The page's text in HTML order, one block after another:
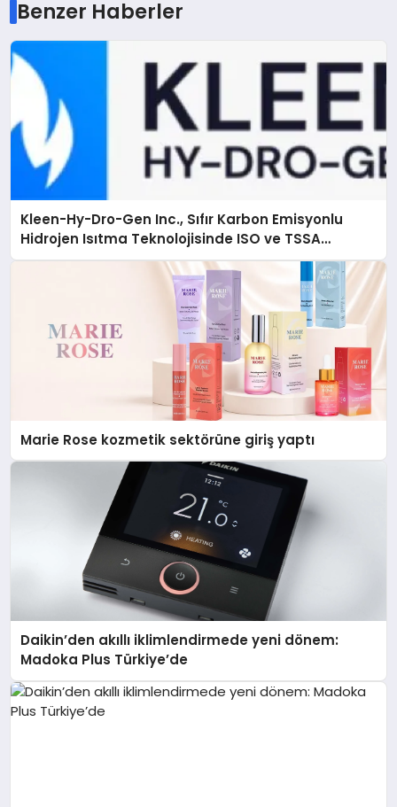
Benzer Haberler
Kleen-Hy-Dro-Gen Inc., Sıfır Karbon Emisyonlu
Hidrojen Isıtma Teknolojisinde ISO ve TSSA
Düzenleyici Onaylarını Aldı
Marie Rose kozmetik sektörüne giriş yaptı
Daikin’den akıllı iklimlendirmede yeni dönem:
Madoka Plus Türkiye’de